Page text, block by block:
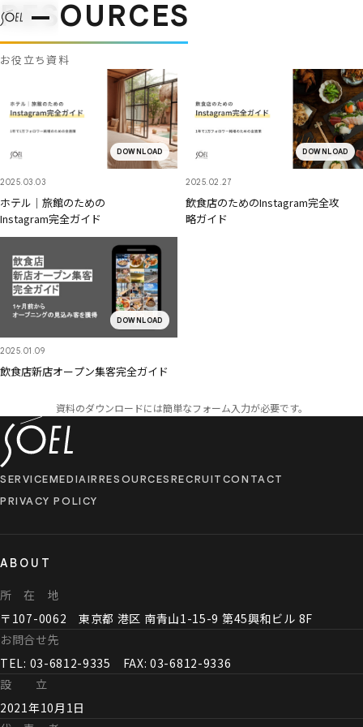
RESOURCES
お役立ち資料
DOWNLOAD
2025.03.03
ホテル｜旅館の​ための​
Instagram完全ガイド
DOWNLOAD
2025.02.27
飲食店の​ための​Instagram完全攻​
略ガイド
DOWNLOAD
2025.01.09
飲食店新店オープン集客完全ガイド
資料の​ダウンロードには​簡単な​フォーム入力が​必要です。
SERVICEMEDIAIRRESOURCESRECRUITCONTACT
PRIVACY POLICY
ABOUT
所 在 地
〒107-0062 東京都 港区 南青山1-15-9 第45興和ビル 8F
お問合せ先
TEL: 03-6812-9335 FAX: 03-6812-9336
設 立
2021年10月1日